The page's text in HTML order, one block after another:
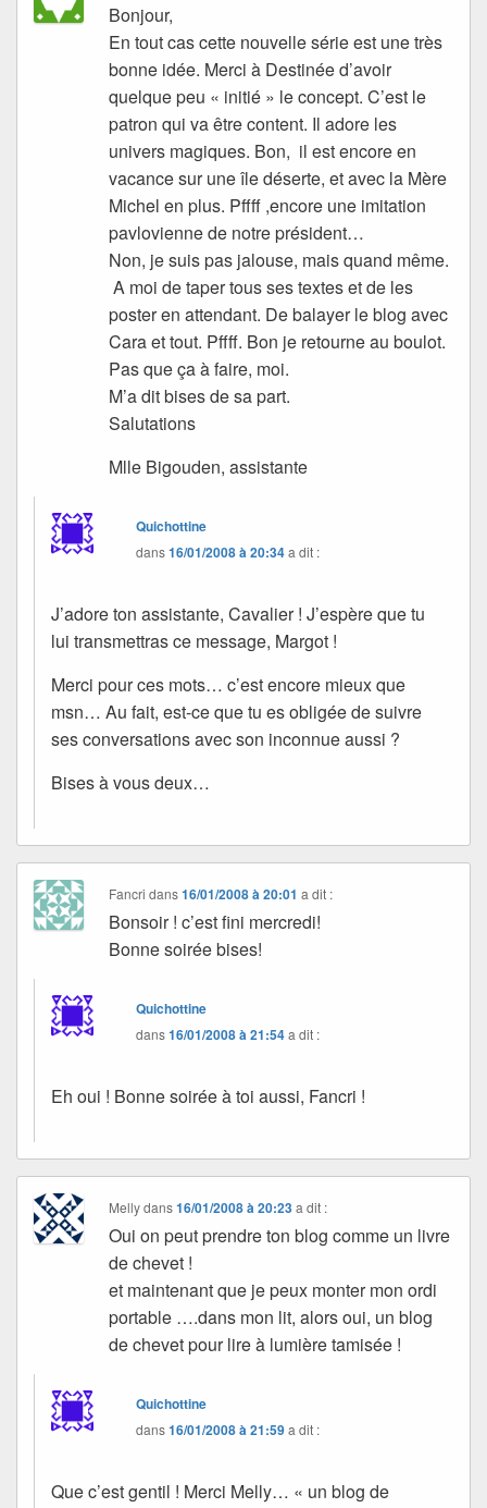
Bonjour,
En tout cas cette nouvelle série est une très
bonne idée. Merci à Destinée d’avoir
quelque peu « initié » le concept. C’est le
patron qui va être content. Il adore les
univers magiques. Bon, il est encore en
vacance sur une île déserte, et avec la Mère
Michel en plus. Pffff ,encore une imitation
pavloviennede notre président…
Non, je suis pas jalouse, mais quand même.
A moi de taper tous ses textes et de les
poster en attendant. De balayer le blog avec
Cara et tout. Pffff. Bon je retourne au boulot.
Pas que ça à faire, moi.
M’a dit bises de sa part.
Salutations
Mlle Bigouden, assistante
Quichottine
dans16/01/2008 à 20:34a dit :
J’adore ton assistante, Cavalier ! J’espère que tu
lui transmettras ce message, Margot !
Merci pour ces mots… c’est encore mieux que
msn… Au fait, est-ce que tu es obligée de suivre
ses conversations avec son inconnue aussi ?
Bises à vous deux…
Fancri dans16/01/2008 à 20:01 a dit :
Bonsoir ! c’est fini mercredi!
Bonne soirée bises!
Quichottine
dans16/01/2008 à 21:54a dit :
Eh oui ! Bonne soirée à toi aussi, Fancri !
Mellydans16/01/2008 à 20:23 a dit :
Oui on peut prendre ton blog comme un livre
de chevet !
et maintenant que je peux monter mon ordi
portable ….dans mon lit, alors oui, un blog
de chevet pour lire à lumière tamisée !
Quichottine
dans16/01/2008 à 21:59a dit :
Que c’est gentil ! Merci Melly… « un blog de